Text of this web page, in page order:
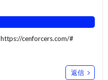
https://cenforcers.com/#
返信